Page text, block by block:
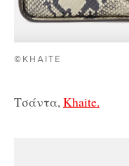
©KHAITE
Τσάντα, Khaite.